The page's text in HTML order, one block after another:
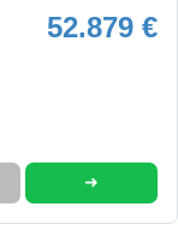
52.879 €
➜